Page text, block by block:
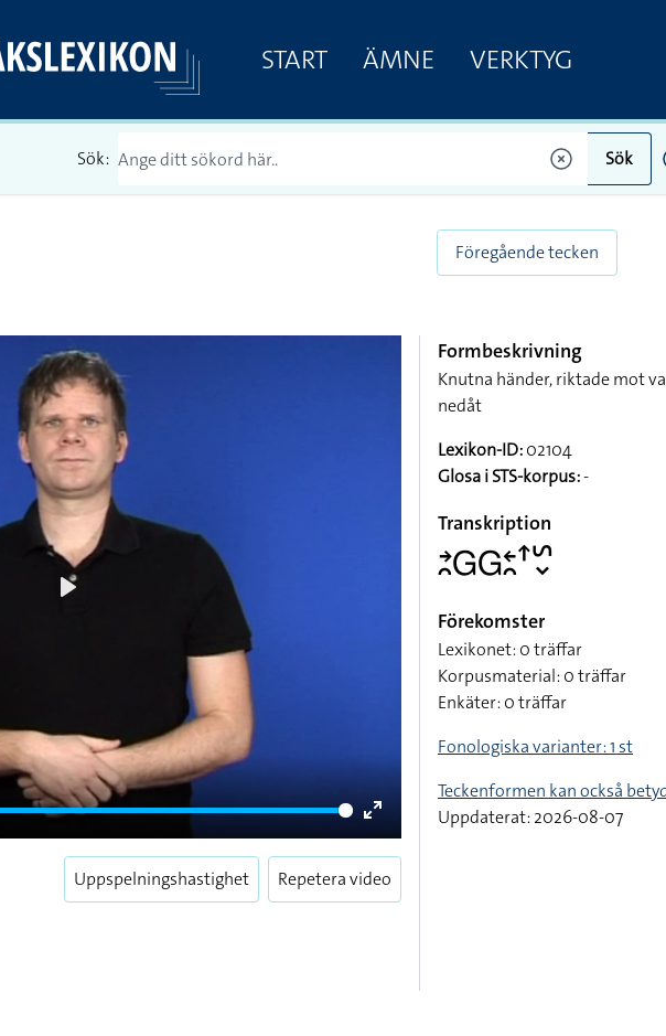
START ÄMNE VERKTYG
Sök: Sök
Föregående tecken
Enter
fullscreen
Uppspelningshastighet Repetera video
Formbeskrivning
Knutna händer, riktade mot
nedåt
Lexikon-ID:02104
Glosa i STS-korpus:-
Transkription
􌥔􌥘􌤦􌤦􌥓􌥘􌦃􌥲􌦀
Förekomster
Lexikonet: 0 träffar
Korpusmaterial: 0 träffar
Enkäter: 0 träffar
Fonologiska varianter: 1 st
Teckenformen kan också
Uppdaterat: 2026-08-07